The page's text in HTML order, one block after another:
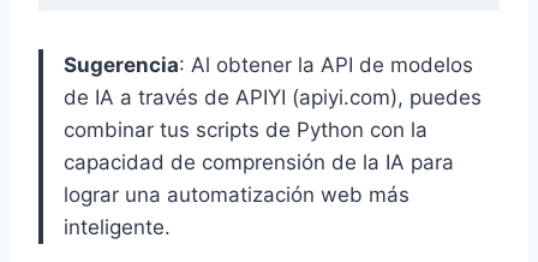
Sugerencia: Al obtener la API de modelos
de IA a través de APIYI (apiyi.com), puedes
combinar tus scripts de Python con la
capacidad de comprensión de la IA para
lograr una automatización web más
inteligente.